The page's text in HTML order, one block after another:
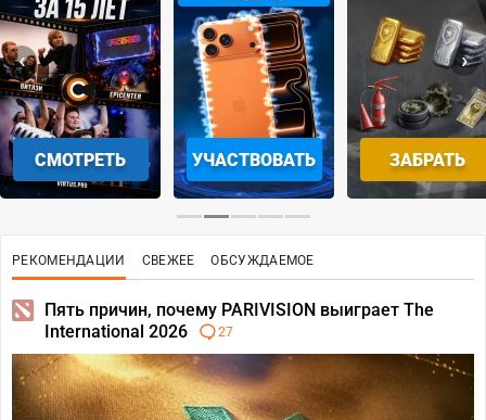
СМОТРЕТЬ УЧАСТВОВАТЬ ЗАБРАТЬ
‹ ›
РЕКОМЕНДАЦИИ СВЕЖЕЕ ОБСУЖДАЕМОЕ
Пять причин, почему PARIVISION выиграет The
International 2026
27